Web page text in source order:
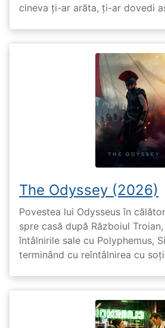
cineva ți-ar arăta, ți-ar dovedi
The Odyssey (2026)
Povestea lui Odysseus în
spre casă după Războiul
întâlnirile sale cu Polyphemus,
terminând cu reîntâlnirea cu